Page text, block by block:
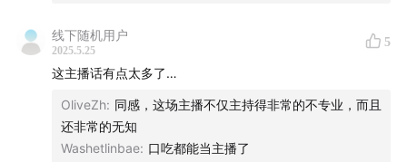
图片：Generated by Gemini
片头片尾音乐：
Courante 1st Cello Suite
Exzel Music Publishing (freemusicpublicdomain.com)
Licensed under Creative Commons: By Attribution 3.0
线下随机用户
2025.5.25
5
这主播话有点太多了…
OliveZh: 同感，这场主播不仅主持得非常的不专业，而且
还非常的无知
Washetlinbae: 口吃都能当主播了